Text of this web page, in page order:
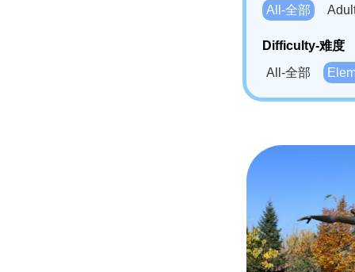
Swahili(SW)-
All-全部
Difficulty-难度
All-全部